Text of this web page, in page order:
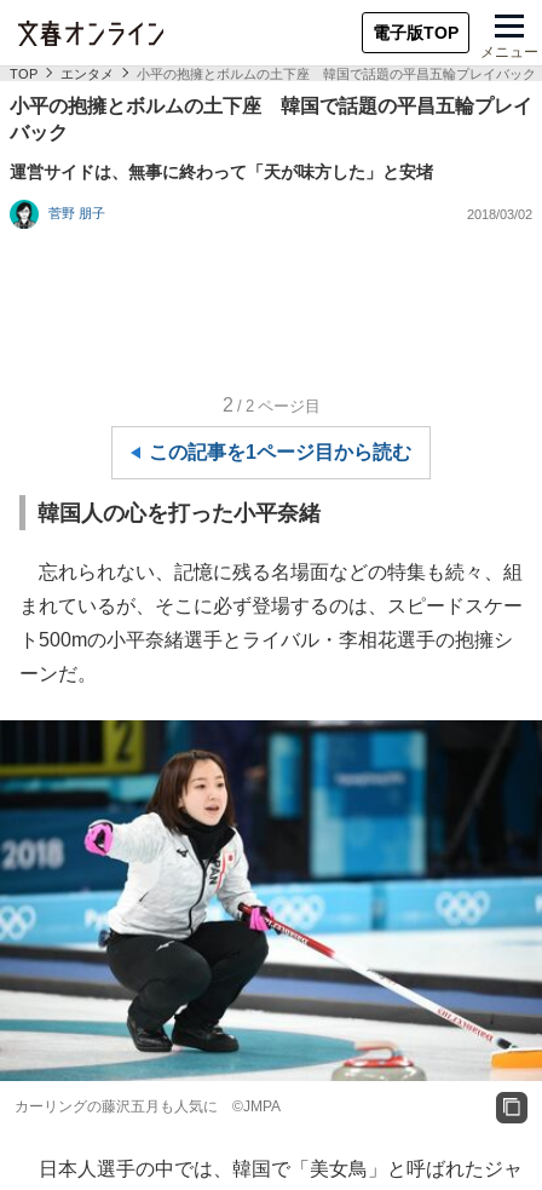
電子版TOP
メニュー
TOP エンタメ 小平の抱擁とボルムの土下座 韓国で話題の平昌五輪プレイバック
小平の抱擁とボルムの土下座 韓国で話題の平昌五輪プレイ
バック
運営サイドは、無事に終わって「天が味方した」と安堵
菅野 朋子 2018/03/02
2 /2 ページ目
この記事を1ページ目から読む
韓国人の心を打った小平奈緒
忘れられない、記憶に残る名場面などの特集も続々、組
まれているが、そこに必ず登場するのは、スピードスケー
ト500mの小平奈緒選手とライバル・李相花選手の抱擁シ
ーンだ。
カーリングの藤沢五月も人気に ©JMPA
日本人選手の中では、韓国で「美女鳥」と呼ばれたジャ